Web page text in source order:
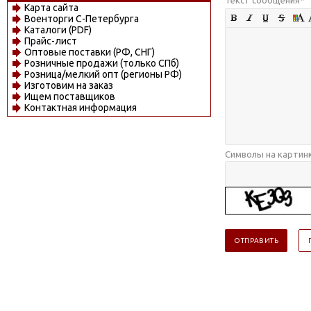
Карта сайта
Военторги С-Петербурга
Каталоги (PDF)
Прайс-лист
Оптовые поставки (РФ, СНГ)
Розничные продажи (только СПб)
Розница/мелкий опт (регионы РФ)
Изготовим на заказ
Ищем поставщиков
Контактная информация
Символы на